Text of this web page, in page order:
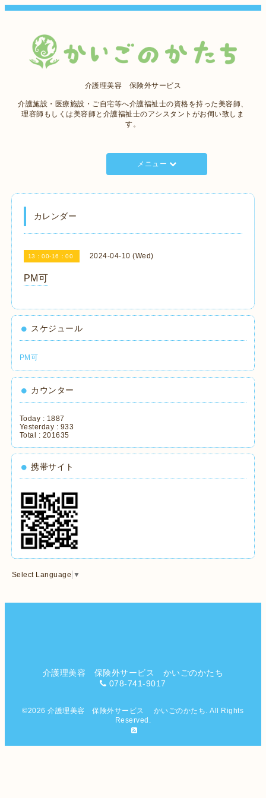
介護理美容 保険外サービス
介護施設・医療施設・ご自宅等へ介護福祉士の資格を持った美容師、
理容師もしくは美容師と介護福祉士のアシスタントがお伺い致しま
す。
メニュー
カレンダー
13：00-16：00 2024-04-10 (Wed)
PM可
スケジュール
PM可
カウンター
Today : 1887
Yesterday : 933
Total : 201635
携帯サイト
Select Language ▼
介護理美容 保険外サービス かいごのかたち
078-741-9017
©2026介護理美容 保険外サービス かいごのかたち . All Rights
Reserved.